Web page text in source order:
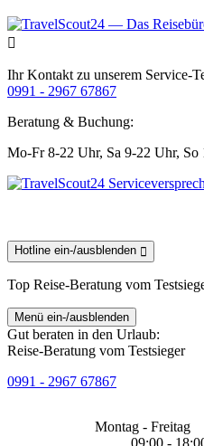
Ihr Kontakt zu unserem Service-
0991 - 2967 67867
Beratung & Buchung:
Mo-Fr 8-22 Uhr, Sa 9-22 Uhr, So
Hotline ein-/ausblenden
Top Reise-Beratung vom
Menü ein-/ausblenden
Gut beraten in den Urlaub:
Reise-Beratung vom Testsieger
0991 - 2967 67867
Montag - Freitag
09:00 -